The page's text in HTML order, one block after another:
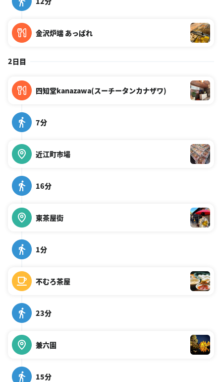
金沢炉端 あっぱれ
2日目
四知堂kanazawa(スーチータンカナザワ)
7分
近江町市場
16分
東茶屋街
1分
不むろ茶屋
23分
兼六園
15分